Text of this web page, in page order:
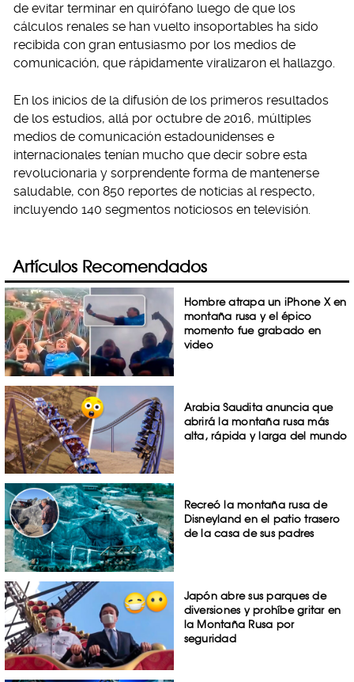
de evitar terminar en quirófano luego de que los
cálculos renales se han vuelto insoportables ha sido
recibida con gran entusiasmo por los medios de
comunicación, que rápidamente viralizaron el hallazgo.
En los inicios de la difusión de los primeros resultados
de los estudios, allá por octubre de 2016, múltiples
medios de comunicación estadounidenses e
internacionales tenían mucho que decir sobre esta
revolucionaria y sorprendente forma de mantenerse
saludable, con 850 reportes de noticias al respecto,
incluyendo 140 segmentos noticiosos en televisión.
Artículos Recomendados
Hombre atrapa un iPhone X en
montaña rusa y el épico
momento fue grabado en
video
Arabia Saudita anuncia que
abrirá la montaña rusa más
alta, rápida y larga del mundo
Recreó la montaña rusa de
Disneyland en el patio trasero
de la casa de sus padres
Japón abre sus parques de
diversiones y prohíbe gritar en
la Montaña Rusa por
seguridad